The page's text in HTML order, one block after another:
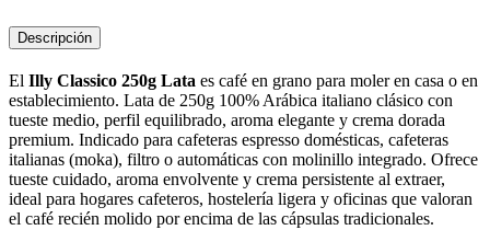
Descripción
El Illy Classico 250g Lata es café en grano para moler en casa o en
establecimiento. Lata de 250g 100% Arábica italiano clásico con
tueste medio, perfil equilibrado, aroma elegante y crema dorada
premium. Indicado para cafeteras espresso domésticas, cafeteras
italianas (moka), filtro o automáticas con molinillo integrado. Ofrece
tueste cuidado, aroma envolvente y crema persistente al extraer,
ideal para hogares cafeteros, hostelería ligera y oficinas que valoran
el café recién molido por encima de las cápsulas tradicionales.